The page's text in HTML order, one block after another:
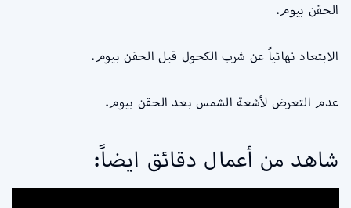
الحقن بيوم.
الابتعاد نهائياً عن شرب الكحول قبل الحقن بيوم.
عدم التعرض لأشعة الشمس بعد الحقن بيوم.
شاهد من أعمال دقائق ايضاً: